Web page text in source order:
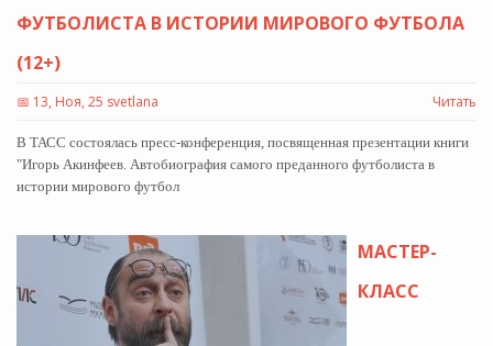
ФУТБОЛИСТА В ИСТОРИИ МИРОВОГО ФУТБОЛА
(12+)
📅 13, Ноя, 25 svetlana Читать
В ТАСС состоялась пресс-конференция, посвященная презентации книги
"Игорь Акинфеев. Автобиография самого преданного футболиста в
истории мирового футбол
МАСТЕР-
КЛАСС